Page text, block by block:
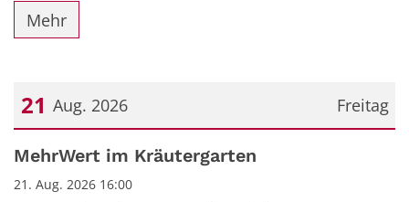
Mehr
Freitag
21 Aug. 2026
Datum: 21. August 2026
MehrWert im Kräutergarten
21. Aug. 2026 16:00